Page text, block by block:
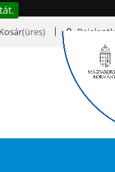
Kosár(üres)